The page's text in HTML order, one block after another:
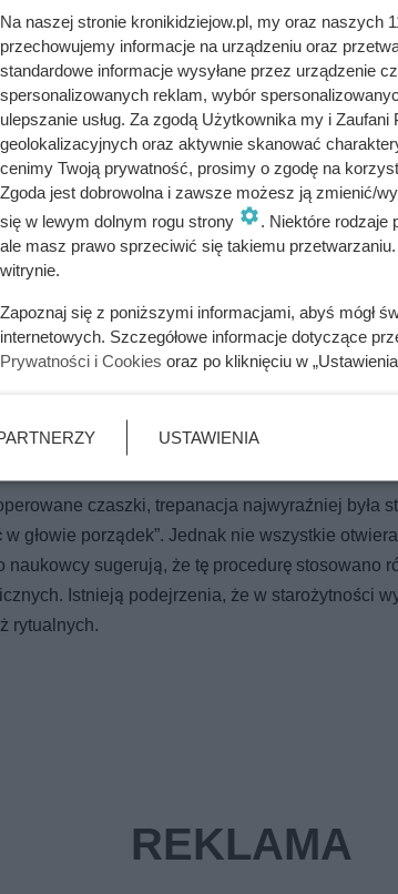
zabieg polega na dotarciu do uszkodzonych
a także setki innych w różnych częściach
sobie z tą operacją. Sukcesem kończyła się w
ingerencji w okresie wojny secesyjnej w
do Gniezna i wręczył mu 300 zbrojnych.
kochała zadawać ból. Jej okrucieństwo
czaszki, trepanacja najwyraźniej była
głowie porządek”. Jednak nie wszystkie
naukowcy sugerują, że tę procedurę stosowano
Istnieją podejrzenia, że w starożytności
rytualnych.
Na naszej stronie kronikidziejow.pl, my oraz naszych
przechowujemy informacje na urządzeniu oraz
standardowe informacje wysyłane przez urządzenie
spersonalizowanych reklam, wybór
ulepszanie usług. Za zgodą Użytkownika my i
geolokalizacyjnych oraz aktywnie skanować
cenimy Twoją prywatność, prosimy o zgodę na
Zgoda jest dobrowolna i zawsze możesz ją zmienić/
się w lewym dolnym rogu strony
. Niektóre rodzaje
ale masz prawo sprzeciwić się takiemu
witrynie.
Zapoznaj się z poniższymi informacjami, abyś mógł
internetowych. Szczegółowe informacje dotyczące
Prywatności i Cookies oraz po kliknięciu w
USTAWIENIA